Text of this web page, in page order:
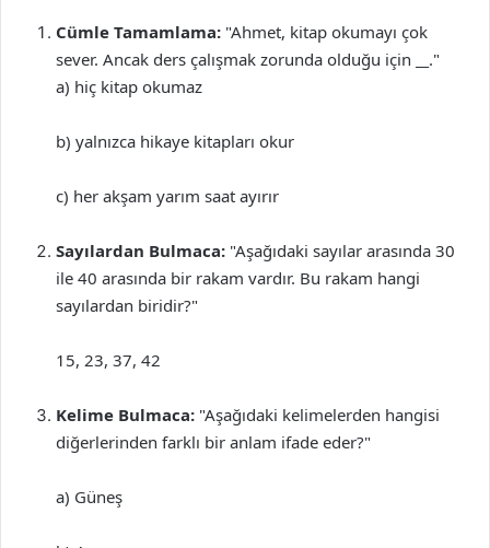
Cümle Tamamlama: "Ahmet, kitap okumayı çok
sever. Ancak ders çalışmak zorunda olduğu için
."
a) hiç kitap okumaz
b) yalnızca hikaye kitapları okur
c) her akşam yarım saat ayırır
Sayılardan Bulmaca: "Aşağıdaki sayılar arasında 30
ile 40 arasında bir rakam vardır. Bu rakam hangi
sayılardan biridir?"
15, 23, 37, 42
Kelime Bulmaca: "Aşağıdaki kelimelerden hangisi
diğerlerinden farklı bir anlam ifade eder?"
a) Güneş